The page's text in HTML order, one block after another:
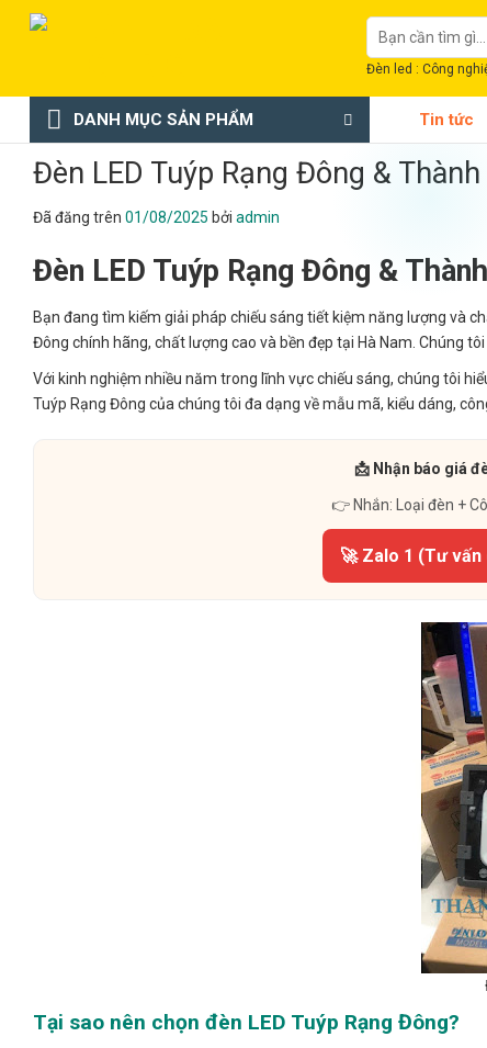
Chuyển
dung
Tìm
kiếm:
Đèn led : Công
DANH MỤC SẢN PHẨM Tin tức
Đèn LED Tuýp Rạng Đông &
Đã đăng trên 01/08/2025 bởi admin
Đèn LED Tuýp Rạng Đông &
Bạn đang tìm kiếm giải pháp chiếu sáng tiết kiệm năng lượng và
Đông chính hãng, chất lượng cao và bền đẹp tại Hà Nam. Chúng
Với kinh nghiệm nhiều năm trong lĩnh vực chiếu sáng, chúng tôi
Tuýp Rạng Đông của chúng tôi đa dạng về mẫu mã, kiểu dáng,
📩 Nhận báo giá
👉 Nhắn: Loại đèn +
🚀 Zalo 1 (Tư vấn
Tại sao nên chọn đèn LED Tuýp Rạng Đông?